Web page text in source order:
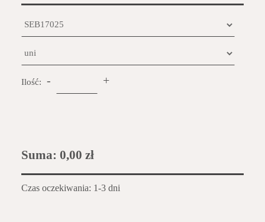
Ilość: - +
Suma: 0,00 zł
Czas oczekiwania: 1-3 dni